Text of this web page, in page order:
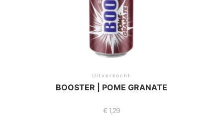
Uitverkocht
BOOSTER | POME GRANATE
€ 1,29